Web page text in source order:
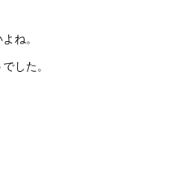
ね。
した。